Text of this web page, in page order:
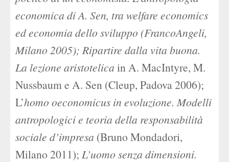
economica di A. Sen, tra welfare economics
ed economia dello sviluppo (FrancoAngeli,
Milano 2005); Ripartire dalla vita buona.
La lezione aristotelica in A. MacIntyre, M.
Nussbaum e A. Sen (Cleup, Padova 2006);
L’homo oeconomicus in evoluzione. Modelli
antropologici e teoria della responsabilità
sociale d’impresa (Bruno Mondadori,
Milano 2011); L’uomo senza dimensioni.